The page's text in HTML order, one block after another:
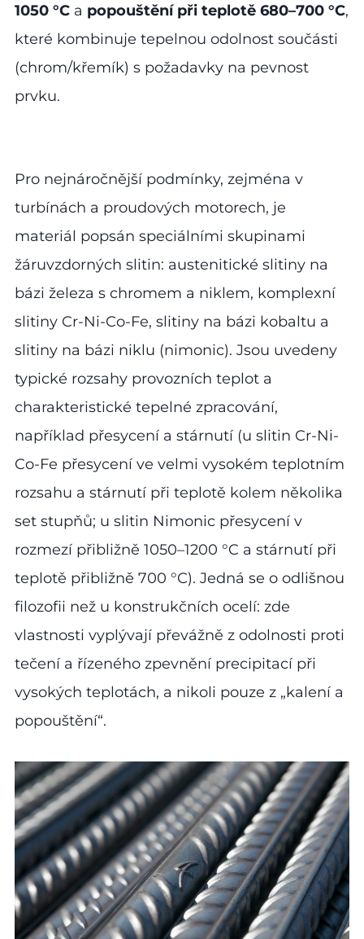
1050 °C a popouštění při teplotě 680–700 °C,
které kombinuje tepelnou odolnost součásti
(chrom/křemík) s požadavky na pevnost
prvku.
Pro nejnáročnější podmínky, zejména v
turbínách a proudových motorech, je
materiál popsán speciálními skupinami
žáruvzdorných slitin: austenitické slitiny na
bázi železa s chromem a niklem, komplexní
slitiny Cr-Ni-Co-Fe, slitiny na bázi kobaltu a
slitiny na bázi niklu (nimonic). Jsou uvedeny
typické rozsahy provozních teplot a
charakteristické tepelné zpracování,
například přesycení a stárnutí (u slitin Cr-Ni-
Co-Fe přesycení ve velmi vysokém teplotním
rozsahu a stárnutí při teplotě kolem několika
set stupňů; u slitin Nimonic přesycení v
rozmezí přibližně 1050–1200 °C a stárnutí při
teplotě přibližně 700 °C). Jedná se o odlišnou
filozofii než u konstrukčních ocelí: zde
vlastnosti vyplývají převážně z odolnosti proti
tečení a řízeného zpevnění precipitací při
vysokých teplotách, a nikoli pouze z „kalení a
popouštění“.